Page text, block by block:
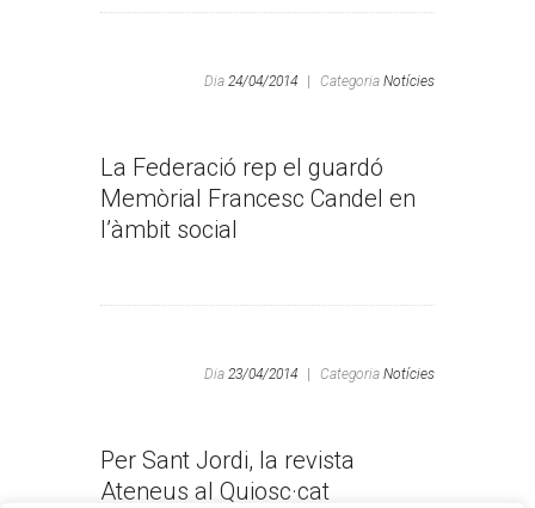
Dia 24/04/2014 Categoria Notícies
La Federació rep el guardó
Memòrial Francesc Candel en
l’àmbit social
Dia 23/04/2014 Categoria Notícies
Per Sant Jordi, la revista
Ateneus al Quiosc·cat